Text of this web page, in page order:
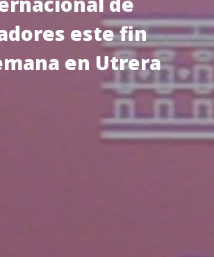
este fin
en Utrera